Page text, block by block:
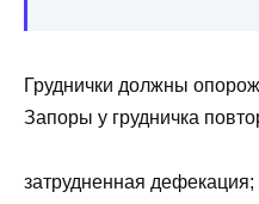
Груднички должны
Запоры у грудничка
затрудненная дефекация;